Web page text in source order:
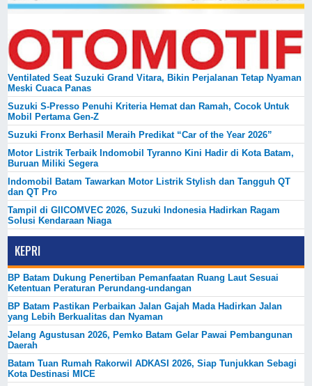
Ventilated Seat Suzuki Grand Vitara, Bikin Perjalanan Tetap Nyaman
Meski Cuaca Panas
Suzuki S-Presso Penuhi Kriteria Hemat dan Ramah, Cocok Untuk
Mobil Pertama Gen-Z
Suzuki Fronx Berhasil Meraih Predikat “Car of the Year 2026”
Motor Listrik Terbaik Indomobil Tyranno Kini Hadir di Kota Batam,
Buruan Miliki Segera
Indomobil Batam Tawarkan Motor Listrik Stylish dan Tangguh QT
dan QT Pro
Tampil di GIICOMVEC 2026, Suzuki Indonesia Hadirkan Ragam
Solusi Kendaraan Niaga
KEPRI
BP Batam Dukung Penertiban Pemanfaatan Ruang Laut Sesuai
Ketentuan Peraturan Perundang-undangan
BP Batam Pastikan Perbaikan Jalan Gajah Mada Hadirkan Jalan
yang Lebih Berkualitas dan Nyaman
Jelang Agustusan 2026, Pemko Batam Gelar Pawai Pembangunan
Daerah
Batam Tuan Rumah Rakorwil ADKASI 2026, Siap Tunjukkan Sebagi
Kota Destinasi MICE